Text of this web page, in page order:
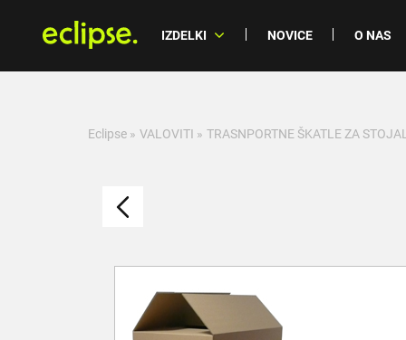
IZDELKI NOVICE O NAS
Eclipse » VALOVITI » TRASNPORTNE ŠKATLE ZA